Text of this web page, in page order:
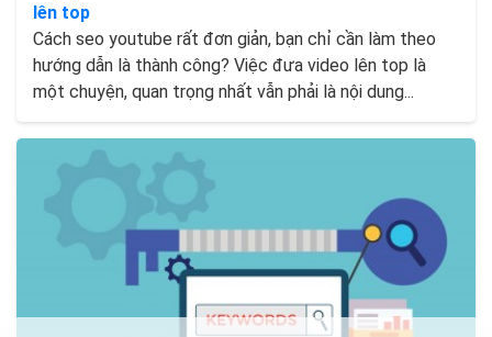
lên top
Cách seo youtube rất đơn giản, bạn chỉ cần làm theo
hướng dẫn là thành công? Việc đưa video lên top là
một chuyện, quan trọng nhất vẫn phải là nội dung...